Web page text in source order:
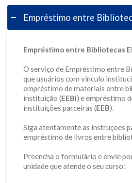
Empréstimo entre
Empréstimo entre Bibliotecas
O serviço de Empréstimo entre
que usuários com vínculo
empréstimo de materiais entre
instituição (EEBi) e empréstimo
instituições parceiras (EEB).
Siga atentamente as instruções
empréstimo de livros entre
Preencha o formulário e envie
unidade que atende o seu curso: